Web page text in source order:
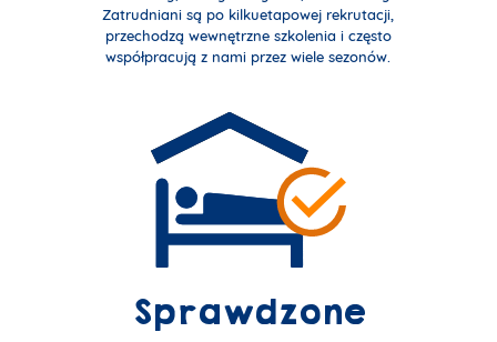
Zatrudniani są po kilkuetapowej rekrutacji,
przechodzą wewnętrzne szkolenia i często
współpracują z nami przez wiele sezonów.
Sprawdzone